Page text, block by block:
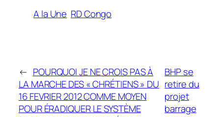
A la Une RD Congo
← POURQUOI JE NE CROIS PAS À
LA MARCHE DES « CHRÉTIENS » DU
16 FEVRIER 2012 COMME MOYEN
POUR ÉRADIQUER LE SYSTÈME
BHP se
retire du
projet
barrage